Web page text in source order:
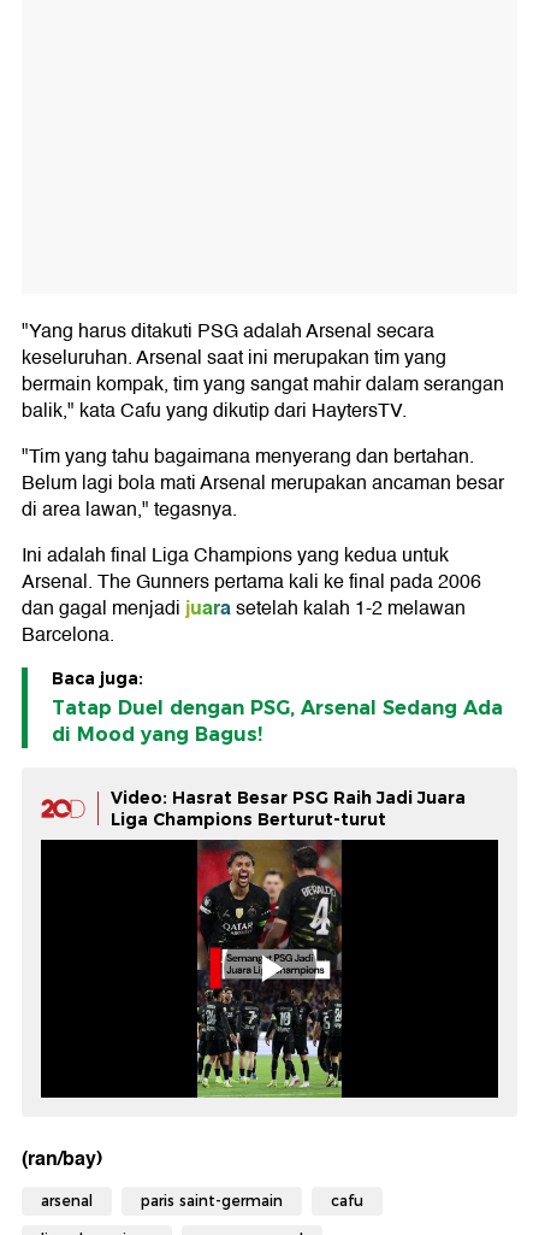
"Yang harus ditakuti PSG adalah Arsenal secara
keseluruhan. Arsenal saat ini merupakan tim yang
bermain kompak, tim yang sangat mahir dalam serangan
balik," kata Cafu yang dikutip dari HaytersTV.
"Tim yang tahu bagaimana menyerang dan bertahan.
Belum lagi bola mati Arsenal merupakan ancaman besar
di area lawan," tegasnya.
Ini adalah final Liga Champions yang kedua untuk
Arsenal. The Gunners pertama kali ke final pada 2006
dan gagal menjadijuarasetelah kalah 1-2 melawan
Barcelona.
Baca juga:
Tatap Duel dengan PSG, Arsenal Sedang Ada
di Mood yang Bagus!
Video: Hasrat Besar PSG Raih Jadi Juara
Liga Champions Berturut-turut
(ran/bay)
arsenal paris saint-germain cafu